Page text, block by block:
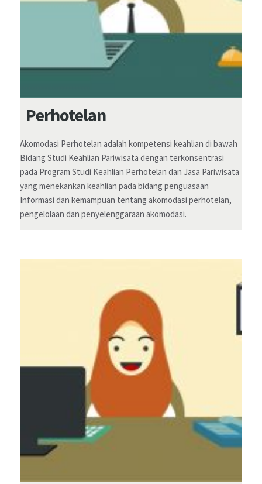
Perhotelan
Akomodasi Perhotelan adalah kompetensi keahlian di bawah
Bidang Studi Keahlian Pariwisata dengan terkonsentrasi
pada Program Studi Keahlian Perhotelan dan Jasa Pariwisata
yang menekankan keahlian pada bidang penguasaan
Informasi dan kemampuan tentang akomodasi perhotelan,
pengelolaan dan penyelenggaraan akomodasi.